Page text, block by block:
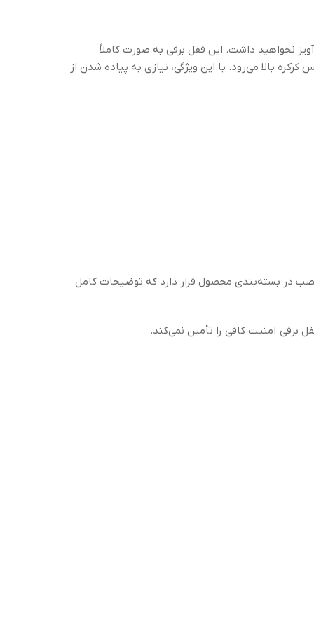
نخواهید داشت. این قفل برقی به صورت کاملاً
بالا می‌رود. با این ویژگی، نیازی به پیاده شدن از
در بسته‌بندی محصول قرار دارد که توضیحات کامل
برقی امنیت کافی را تأمین نمی‌کند.